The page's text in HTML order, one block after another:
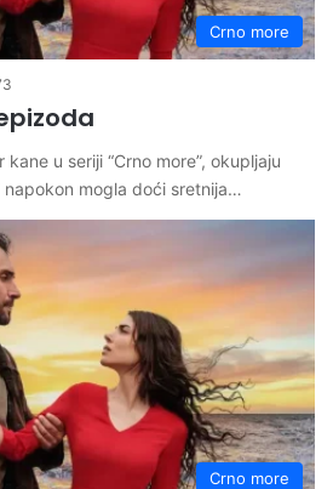
Crno more
u seriji “Crno more”, okupljaju
mogla doći sretnija…
Crno more